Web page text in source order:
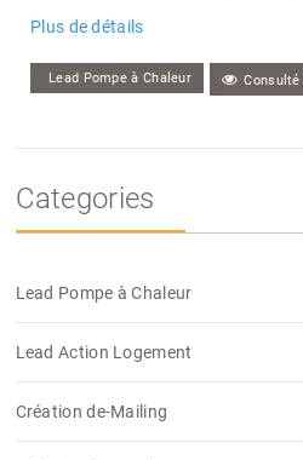
Plus de détails
Lead Pompe à Chaleur
Categories
Lead Pompe à Chaleur
Lead Action Logement
Création de-Mailing